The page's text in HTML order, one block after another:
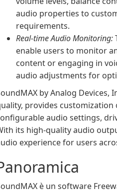
audio properties to
requirements.
Real-time Audio Monitoring:
enable users to monitor
content or engaging in
audio adjustments for
by Analog
provides
audio settings,
its high-quality audio
experience for users
è un software